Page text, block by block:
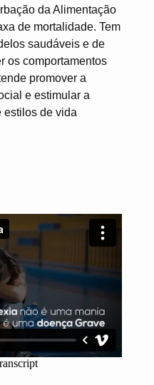
da Alimentação
de mortalidade. Tem
saudáveis e de
os comportamentos
promover a
e estimular a
estilos de vida